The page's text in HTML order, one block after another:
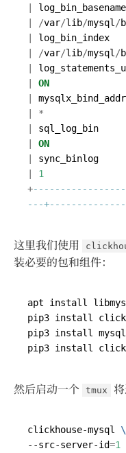
log_bin_basename
/var/lib/mysql /
log_bin_index
/var/lib/mysql /
ON
*
sql_log_bin
ON
sync_binlog
1
+
这里我们使用
装必要的包和组件：
然后启动一个 tmux
clickhouse-mysql
--src-server-id=1